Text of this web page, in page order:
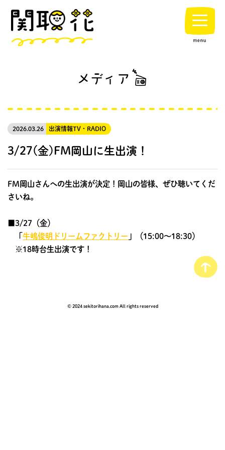
2026.03.26 出演情報TV・RADIO
3/27(金)FM岡山に生出演！
FM岡山さんへの生出演が決定！岡山の皆様、ぜひ聴いてくだ
さいね。
■3/27（金）
「牛嶋俊明ドリームファクトリー 」（15:00～18:30）
※18時台生出演です！
© 2024 sekitorihana.com All rights reserved